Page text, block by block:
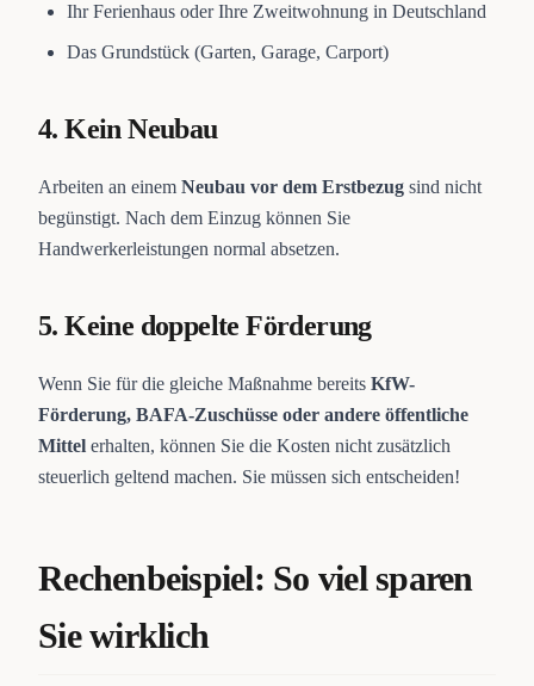
Ihr Ferienhaus oder Ihre Zweitwohnung in Deutschland
Das Grundstück (Garten, Garage, Carport)
4. Kein Neubau
Arbeiten an einem Neubau vor dem Erstbezug sind nicht
begünstigt. Nach dem Einzug können Sie
Handwerkerleistungen normal absetzen.
5. Keine doppelte Förderung
Wenn Sie für die gleiche Maßnahme bereits KfW-
Förderung, BAFA-Zuschüsse oder andere öffentliche
Mittel erhalten, können Sie die Kosten nicht zusätzlich
steuerlich geltend machen. Sie müssen sich entscheiden!
Rechenbeispiel: So viel sparen
Sie wirklich